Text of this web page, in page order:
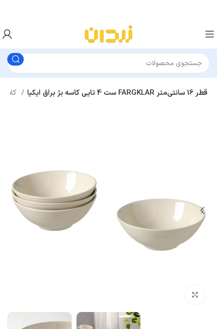
کاسه و کاسه سرو ست 4 تایی کاسه بژ براق ایکیا FARGKLAR قطر 16 سانتی‌متر